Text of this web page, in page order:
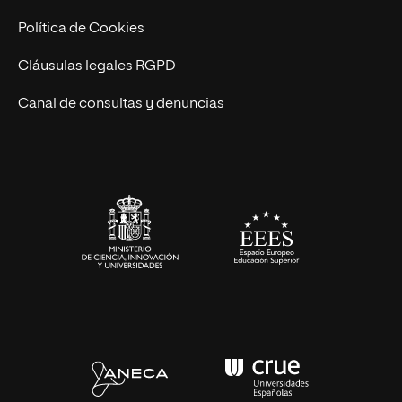
Cursos Universitarios
Actualidad
UNIR Revista
Eventos
Política de Cookies
Cláusulas legales RGPD
Canal de consultas y denuncias